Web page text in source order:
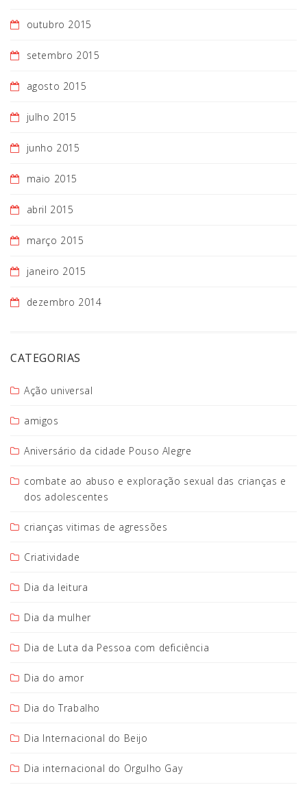
outubro 2015
setembro 2015
agosto 2015
julho 2015
junho 2015
maio 2015
abril 2015
março 2015
janeiro 2015
dezembro 2014
CATEGORIAS
Ação universal
amigos
Aniversário da cidade Pouso Alegre
combate ao abuso e exploração sexual das crianças e
dos adolescentes
crianças vitimas de agressões
Criatividade
Dia da leitura
Dia da mulher
Dia de Luta da Pessoa com deficiência
Dia do amor
Dia do Trabalho
Dia Internacional do Beijo
Dia internacional do Orgulho Gay